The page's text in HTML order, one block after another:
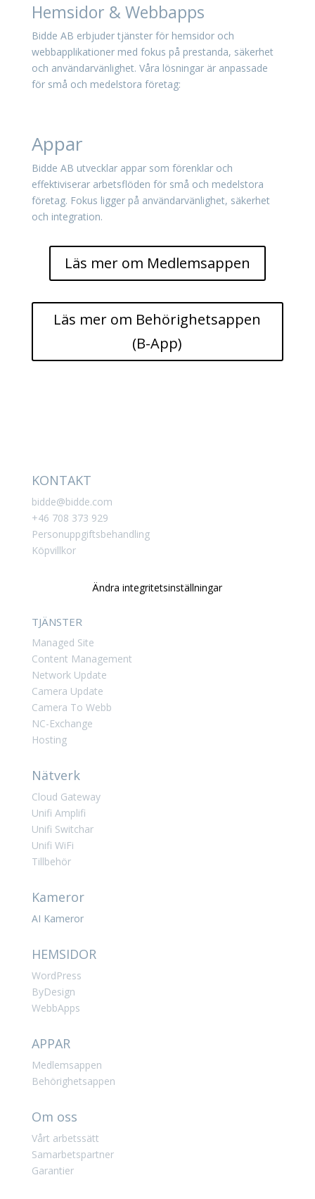
Hemsidor & Webbapps
Bidde AB erbjuder tjänster för hemsidor och
webbapplikationer med fokus på prestanda, säkerhet
och användarvänlighet. Våra lösningar är anpassade
för små och medelstora företag:
Appar
Bidde AB utvecklar appar som förenklar och
effektiviserar arbetsflöden för små och medelstora
företag. Fokus ligger på användarvänlighet, säkerhet
och integration.
Läs mer om Medlemsappen
Läs mer om Behörighetsappen
(B-App)
KONTAKT
bidde@bidde.com
+46 708 373 929
Personuppgiftsbehandling
Köpvillkor
Ändra integritetsinställningar
TJÄNSTER
Managed Site
Content Management
Network Update
Camera Update
Camera To Webb
NC-Exchange
Hosting
Nätverk
Cloud Gateway
Unifi Amplifi
Unifi Switchar
Unifi WiFi
Tillbehör
Kameror
AI Kameror
HEMSIDOR
WordPress
ByDesign
WebbApps
APPAR
Medlemsappen
Behörighetsappen
Om oss
Vårt arbetssätt
Samarbetspartner
Garantier